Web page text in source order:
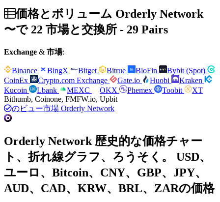
価格とボリューム Orderly Network
〜で 22 市場と交換所 - 29 Pairs
Exchange & 市場:
Binance BingX Bitget Bitrue BloFin
Bybit (Spot)
CoinEx
Crypto.com Exchange Gate.io Huobi
Kraken
Kucoin
Lbank MEXC OKX Phemex Toobit
XT
Bithumb, Coinone, FMFW.io, Upbit
のビュー市場 Orderly Network
Orderly Network 歴史的な価格チャー
ト、折れ線グラフ、ろうそく。 USD、
ユーロ、Bitcoin、CNY、GBP、JPY、
AUD、CAD、KRW、BRL、ZARの価格